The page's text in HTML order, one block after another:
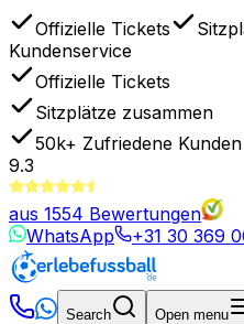
Offizielle Tickets
Kundenservice
Offizielle Tickets
Sitzplätze zusammen
50k+ Zufriedene Kunden
9.3
aus 1554 Bewertungen
WhatsApp
+31 30 369
Search Open menu